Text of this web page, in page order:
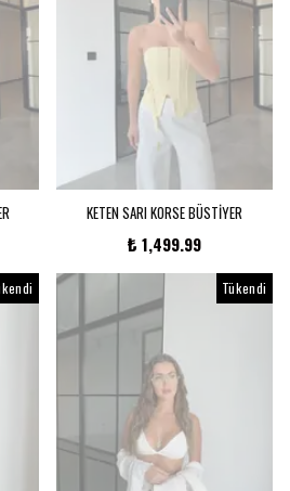
KETEN SARI KORSE BÜSTİYER
₺ 1,499.99
Tükendi